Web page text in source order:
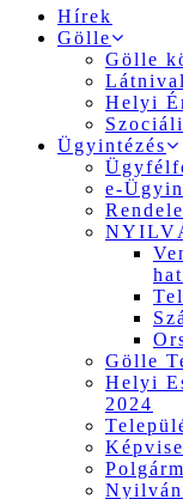
Hírek
Gölle
Gölle
Helyi
Ügyintézés
e-
Gölle
Helyi
2024